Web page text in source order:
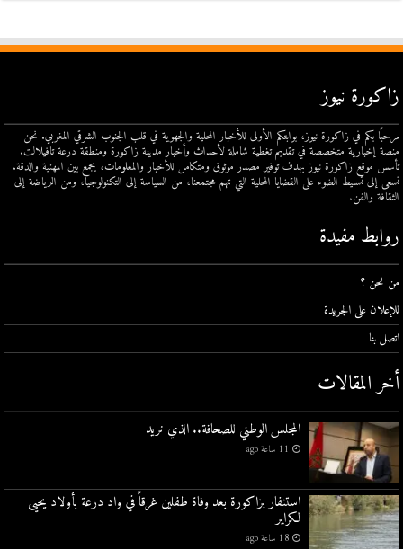
زاكورة نيوز
مرحبًا بكم في زاكورة نيوز، بوابتكم الأولى للأخبار المحلية والجهوية في قلب الجنوب الشرقي المغربي. نحن
منصة إخبارية متخصصة في تقديم تغطية شاملة لأحداث وأخبار مدينة زاكورة ومنطقة درعة تافيلالت.
تأسس موقع زاكورة نيوز بهدف توفير مصدر موثوق ومتكامل للأخبار والمعلومات، يجمع بين المهنية والدقة.
نسعى إلى تسليط الضوء على القضايا المحلية التي تهم مجتمعنا، من السياسة إلى التكنولوجيا، ومن الرياضة إلى
الثقافة والفن.
روابط مفيدة
من نحن ؟
للإعلان على الجريدة
اتصل بنا
أخر المقالات
المجلس الوطني للصحافة.. الذي نريد
11 ساعة ago
استنفار بزاكورة بعد وفاة طفلين غرقاً في واد درعة بأولاد يحيى
لكراير
18 ساعة ago